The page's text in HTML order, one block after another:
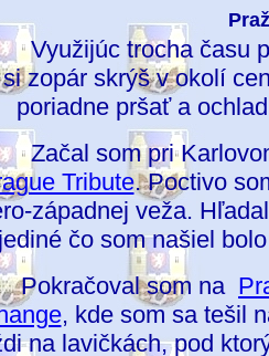
trocha času
zopár skrýš v okolí
poriadne pršať a
Začal som pri
Tribute. Poctivo
západnej veža.
čo som našiel
Pokračoval som na
, kde som sa tešil
na lavičkách, pod